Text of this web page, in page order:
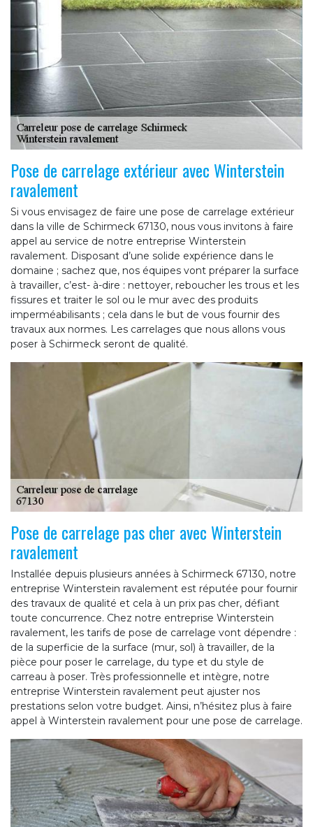
Pose de carrelage extérieur avec Winterstein
ravalement
Si vous envisagez de faire une pose de carrelage extérieur
dans la ville de Schirmeck 67130, nous vous invitons à faire
appel au service de notre entreprise Winterstein
ravalement. Disposant d’une solide expérience dans le
domaine ; sachez que, nos équipes vont préparer la surface
à travailler, c’est- à-dire : nettoyer, reboucher les trous et les
fissures et traiter le sol ou le mur avec des produits
imperméabilisants ; cela dans le but de vous fournir des
travaux aux normes. Les carrelages que nous allons vous
poser à Schirmeck seront de qualité.
Pose de carrelage pas cher avec Winterstein
ravalement
Installée depuis plusieurs années à Schirmeck 67130, notre
entreprise Winterstein ravalement est réputée pour fournir
des travaux de qualité et cela à un prix pas cher, défiant
toute concurrence. Chez notre entreprise Winterstein
ravalement, les tarifs de pose de carrelage vont dépendre :
de la superficie de la surface (mur, sol) à travailler, de la
pièce pour poser le carrelage, du type et du style de
carreau à poser. Très professionnelle et intègre, notre
entreprise Winterstein ravalement peut ajuster nos
prestations selon votre budget. Ainsi, n’hésitez plus à faire
appel à Winterstein ravalement pour une pose de carrelage.